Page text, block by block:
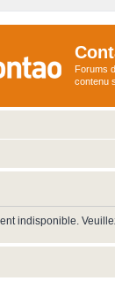
Forums
contenu
indisponible.